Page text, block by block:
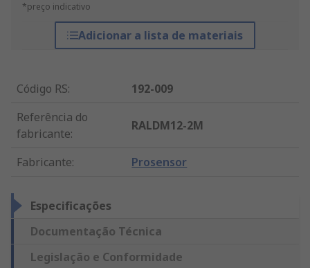
*preço indicativo
Adicionar a lista de materiais
Código RS:
192-009
Referência do
fabricante:
RALDM12-2M
Fabricante: Prosensor
Especificações
Documentação Técnica
Legislação e Conformidade